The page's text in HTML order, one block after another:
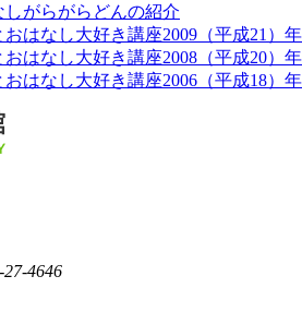
しがらがらどんの紹介
おはなし大好き講座2009（平成21）
おはなし大好き講座2008（平成20）
おはなし大好き講座2006（平成18）
27-4646